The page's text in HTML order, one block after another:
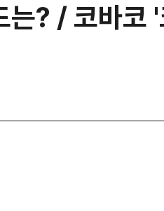
? / 코바코 '